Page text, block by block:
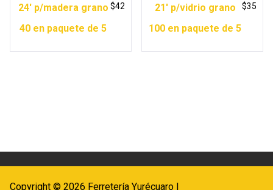
24′ p/madera grano
40 en paquete de 5
$42
21′ p/vidrio grano
100 en paquete de 5
$35
Copyright © 2026 Ferretería Yurécuaro |